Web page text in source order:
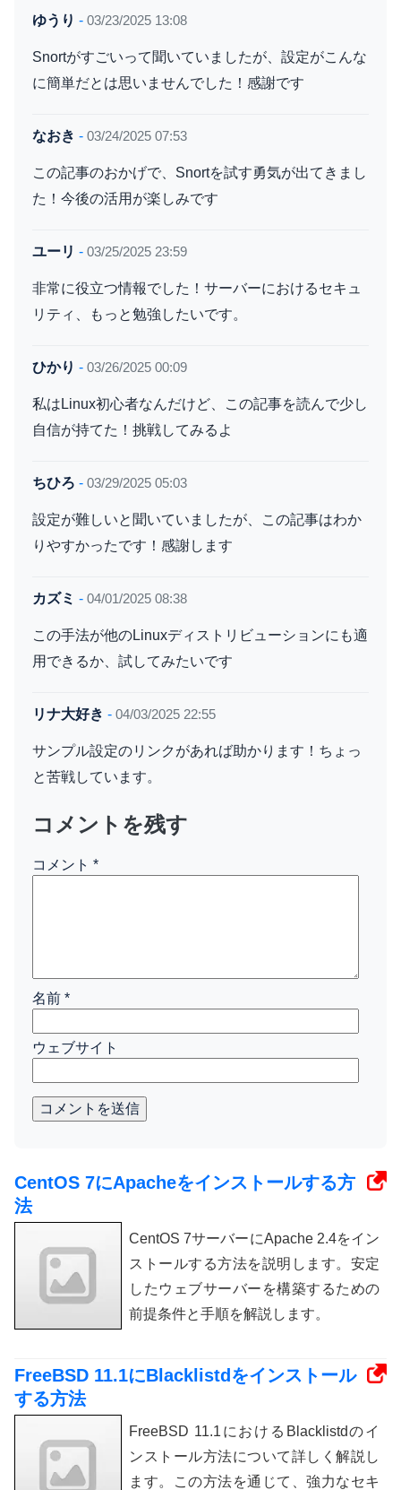
ゆうり - 03/23/2025 13:08
Snortがすごいって聞いていましたが、設定がこんな
に簡単だとは思いませんでした！感謝です
なおき - 03/24/2025 07:53
この記事のおかげで、Snortを試す勇気が出てきまし
た！今後の活用が楽しみです
ユーリ - 03/25/2025 23:59
非常に役立つ情報でした！サーバーにおけるセキュ
リティ、もっと勉強したいです。
ひかり - 03/26/2025 00:09
私はLinux初心者なんだけど、この記事を読んで少し
自信が持てた！挑戦してみるよ
ちひろ - 03/29/2025 05:03
設定が難しいと聞いていましたが、この記事はわか
りやすかったです！感謝します
カズミ - 04/01/2025 08:38
この手法が他のLinuxディストリビューションにも適
用できるか、試してみたいです
リナ大好き - 04/03/2025 22:55
サンプル設定のリンクがあれば助かります！ちょっ
と苦戦しています。
コメントを残す
コメント *
名前 *
ウェブサイト
コメントを送信
CentOS 7にApacheをインストールする方
法
CentOS 7サーバーにApache 2.4をイン
ストールする方法を説明します。安定
したウェブサーバーを構築するための
前提条件と手順を解説します。
FreeBSD 11.1にBlacklistdをインストール
する方法
FreeBSD 11.1におけるBlacklistdのイ
ンストール方法について詳しく解説し
ます。この方法を通じて、強力なセキ